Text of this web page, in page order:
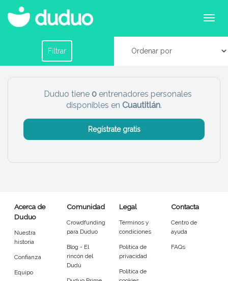
Entrenadores personales en Cuautitlán
Filtrar
Filtrar por horario
Chico Chica
Más servicio del dudú
Limpieza Manitas
Entrenador Asistente
Tipo de atención
Duduo tiene 0 entrenadores personales
disponibles en Cuautitlán.
Regístrate gratis
Acerca de
Duduo
Nuestra
historia
Confianza
Equipo
Comunidad
Crowdfunding
para Duduo
Blog - El
rincón del
Dudú
Legal
Términos y
condiciones
Política de
privacidad
Política de
Contacta
Centro de
ayuda
FAQs